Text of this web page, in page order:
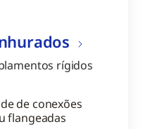
rígidos
de conexões
flangeadas